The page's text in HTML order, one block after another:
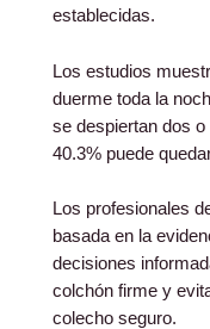
establecidas.
Los estudios
duerme toda la
se despiertan dos
40.3% puede
Los profesionales
basada en la
decisiones
colchón firme y
colecho seguro.